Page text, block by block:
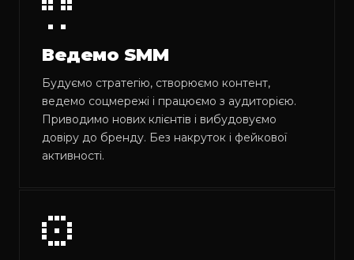
Ведемо SMM
Будуємо стратегію, створюємо контент,
ведемо соцмережі і працюємо з аудиторією.
Приводимо нових клієнтів і вибудовуємо
довіру до бренду. Без накруток і фейкової
активності.